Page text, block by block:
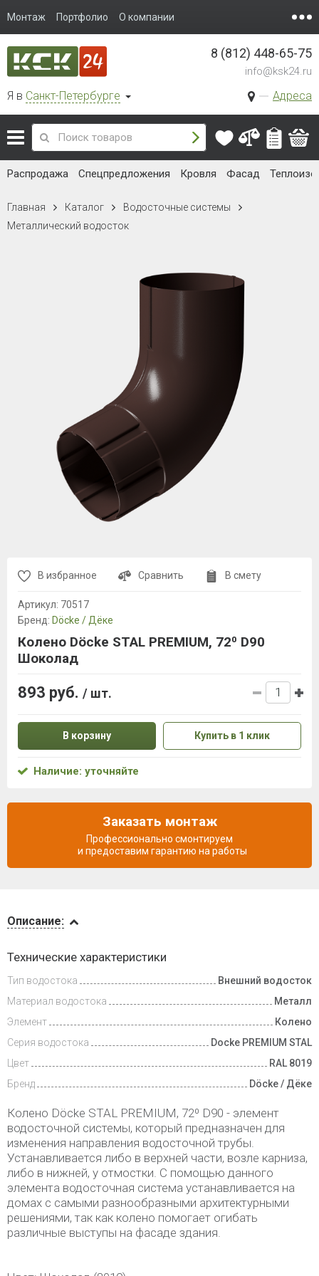
Монтаж Портфолио О компании
Я в Санкт-Петербурге Адреса
8 (812) 448-65-75
info@ksk24.ru
Распродажа Спецпредложения Кровля Фасад
Главная Каталог
Водосточные системы
Металлический водосток
и оплата
Описание:
Технические характеристики
Тип водостока
Внешний водосток
Материал водостока
Металл
Элемент
Колено
Серия водостока
Docke PREMIUM STAL
Цвет
RAL 8019
Бренд
Döcke / Дёке
Колено Döcke STAL PREMIUM, 72⁰ D90 - элемент
водосточной системы, который предназначен для
изменения направления водосточной трубы.
Устанавливается либо в верхней части, возле карниза,
либо в нижней, у отмостки. С помощью данного
элемента водосточная система устанавливается на
домах с самыми разнообразными архитектурными
решениями, так как колено помогает огибать
различные выступы на фасаде здания.
В избранное Сравнить В смету
Артикул: 70517
Бренд: Döcke / Дёке
Колено Döcke STAL PREMIUM, 72⁰ D90
Шоколад
893 руб. / шт.
В корзину Купить в 1 клик
Наличие: уточняйте
Заказать монтаж
Профессионально смонтируем
и предоставим гарантию на работы